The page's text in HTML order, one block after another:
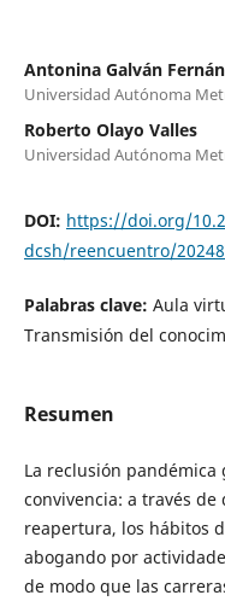
Antonina Galván
Universidad Autónoma
Roberto Olayo Valles
Universidad Autónoma
DOI: https://doi.org/
dcsh/reencuentro/
Palabras clave: Aula
Transmisión del
Resumen
La reclusión
convivencia: a través
reapertura, los hábitos
abogando por
de modo que las